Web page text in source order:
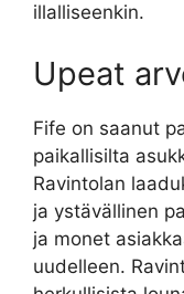
illalliseenkin.
Upeat
Fife on saanut
paikallisilta
Ravintolan
ja ystävällinen
ja monet
uudelleen.